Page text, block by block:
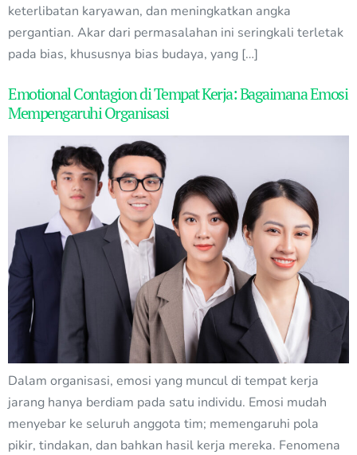
keterlibatan karyawan, dan meningkatkan angka
pergantian. Akar dari permasalahan ini seringkali terletak
pada bias, khususnya bias budaya, yang […]
Emotional Contagion di Tempat Kerja: Bagaimana Emosi
Mempengaruhi Organisasi
Dalam organisasi, emosi yang muncul di tempat kerja
jarang hanya berdiam pada satu individu. Emosi mudah
menyebar ke seluruh anggota tim; memengaruhi pola
pikir, tindakan, dan bahkan hasil kerja mereka. Fenomena